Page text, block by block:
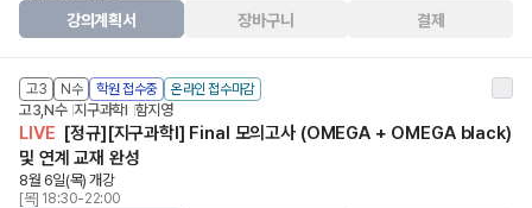
강의계획서 장바구니 결제
고3 N수 학원 접수중 온라인 접수마감
고3,N수 지구과학Ⅰ 함지영
LIVE [정규][지구과학I] Final 모의고사 (OMEGA + OMEGA black)
및 연계 교재 완성
8월 6일(목) 개강
[목] 18:30-22:00